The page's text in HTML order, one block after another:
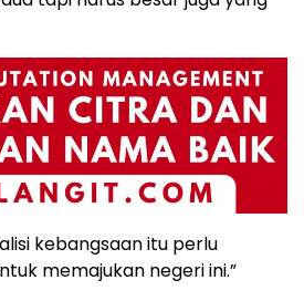
kebangsaan itu perlu
memajukan negeri ini.”